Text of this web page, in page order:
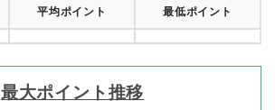
平均ポイント 最低ポイント
最大ポイント推移